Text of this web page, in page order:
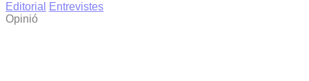
Editorial
Entrevistes
Opinió